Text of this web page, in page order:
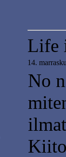
Life
14.
No